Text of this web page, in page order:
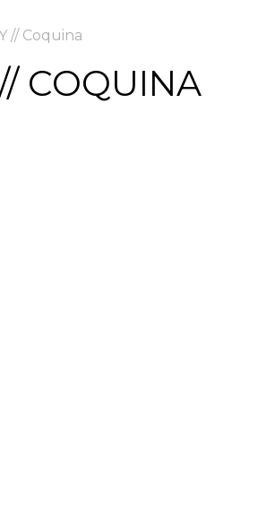
// Coquina
COQUINA